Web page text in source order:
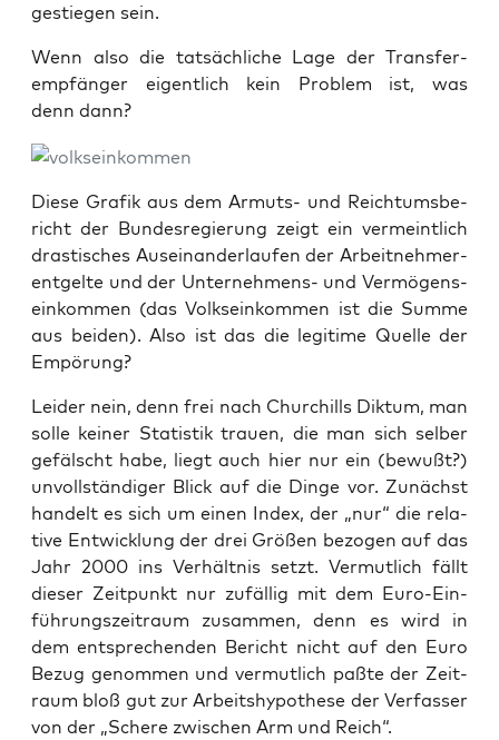
gestie­gen sein.
Wenn also die tat­säch­li­che Lage der Trans­fer­
emp­fän­ger eigent­lich kein Pro­blem ist, was
denn dann?
Die­se Gra­fik aus dem Armuts- und Reich­tums­be­
richt der Bun­des­re­gie­rung zeigt ein ver­meint­lich
dras­ti­sches Aus­ein­an­der­lau­fen der Arbeit­neh­mer­
ent­gel­te und der Unter­neh­mens- und Ver­mö­gens­
ein­kom­men (das Volks­ein­kom­men ist die Sum­me
aus bei­den). Also ist das die legi­ti­me Quel­le der
Empörung?
Lei­der nein, denn frei nach Chur­chills Dik­tum, man
sol­le kei­ner Sta­tis­tik trau­en, die man sich sel­ber
gefälscht habe, liegt auch hier nur ein (bewußt?)
unvoll­stän­di­ger Blick auf die Din­ge vor. Zunächst
han­delt es sich um einen Index, der „nur“ die rela­
ti­ve Ent­wick­lung der drei Grö­ßen bezo­gen auf das
Jahr 2000 ins Ver­hält­nis setzt. Ver­mut­lich fällt
die­ser Zeit­punkt nur zufäl­lig mit dem Euro-Ein­
füh­rungs­zeit­raum zusam­men, denn es wird in
dem ent­spre­chen­den Bericht nicht auf den Euro
Bezug genom­men und ver­mut­lich paß­te der Zeit­
raum bloß gut zur Arbeits­hy­po­the­se der Ver­fas­ser
von der „Sche­re zwi­schen Arm und Reich“.